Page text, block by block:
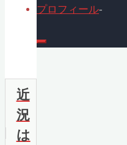
近
況
は
プロフィール-